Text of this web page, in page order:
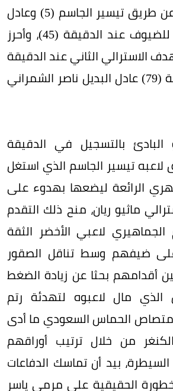
تقدم الأخضر أولا عن طريق تيسير الجاسم (5) وعادل
ساينسيري الكفة للضيوف عند الدقيقة (45)، وأحرز
الاسترالي الثاني عند الدقيقة
(71)، وعند الدقيقة (79) عادل البديل ناصر الشمراني
بالتسجيل في الدقيقة
تيسير الجاسم الذي استغل
الرائعة ليضعها بهدوء على
ماثيو ريان، منح ذلك التقدم
لاعبي الأخضر الثقة
ضيفهم وسط تناقل الصقور
أقدامهم بحثا عن زيادة الضغط
الذي مال لاعبوه لتهدئة رتم
امتصاص الحماس السعودي ما أدى
من خلال ترتيب أوراقهم
بيد أن تماسك الدفاعات
الحقيقية على مرمى ياسر